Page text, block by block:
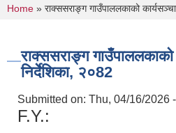
You are here
Home » राक्ससराङ्ग गाउँपाललकाको
राक्ससराङ्ग
निर्देशिका, २०82
Submitted on: Thu, 04/16/2026
F.Y.: